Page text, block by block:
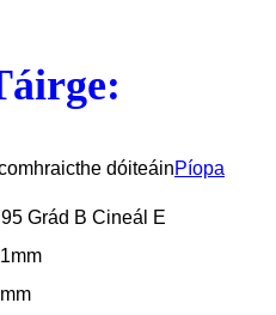
dóiteáinPíopa
Grád B Cineál E